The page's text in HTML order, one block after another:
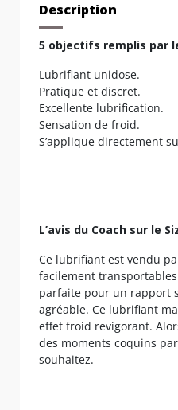
Description
5 objectifs remplis par
Lubrifiant unidose.
Pratique et discret.
Excellente lubrification.
Sensation de froid.
S’applique directement
L’avis du Coach sur le
Ce lubrifiant est vendu
facilement
parfaite pour un rapport
agréable. Ce lubrifiant
effet froid revigorant.
des moments coquins
souhaitez.